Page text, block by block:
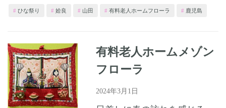
ひな祭り 姶良 山田 有料老人ホームフローラ 鹿児島
有料老人ホームメゾン
フローラ
2024年3月1日